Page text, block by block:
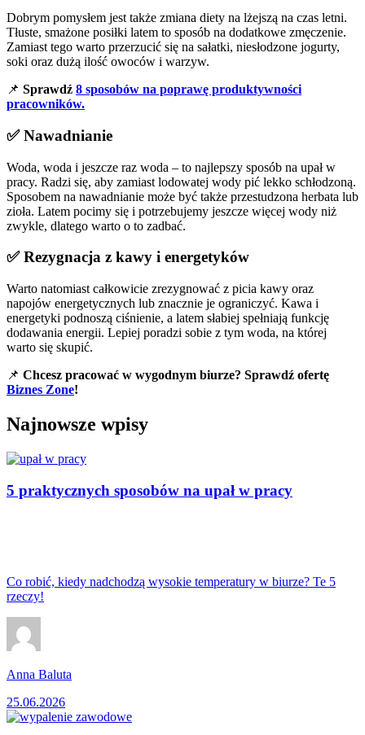
Dobrym pomysłem jest także zmiana diety na lżejszą na czas letni.
Tłuste, smażone posiłki latem to sposób na dodatkowe zmęczenie.
Zamiast tego warto przerzucić się na sałatki, niesłodzone jogurty,
soki oraz dużą ilość owoców i warzyw.
📌 Sprawdź 8 sposobów na poprawę produktywności
pracowników.
✅ Nawadnianie
Woda, woda i jeszcze raz woda – to najlepszy sposób na upał w
pracy. Radzi się, aby zamiast lodowatej wody pić lekko schłodzoną.
Sposobem na nawadnianie może być także przestudzona herbata lub
zioła. Latem pocimy się i potrzebujemy jeszcze więcej wody niż
zwykle, dlatego warto o to zadbać.
✅ Rezygnacja z kawy i energetyków
Warto natomiast całkowicie zrezygnować z picia kawy oraz
napojów energetycznych lub znacznie je ograniczyć. Kawa i
energetyki podnoszą ciśnienie, a latem słabiej spełniają funkcję
dodawania energii. Lepiej poradzi sobie z tym woda, na której
warto się skupić.
📌 Chcesz pracować w wygodnym biurze? Sprawdź ofertę
Biznes Zone!
Najnowsze wpisy
5 praktycznych sposobów na upał w pracy
Co robić, kiedy nadchodzą wysokie temperatury w biurze? Te 5
rzeczy!
Anna Baluta
25.06.2026